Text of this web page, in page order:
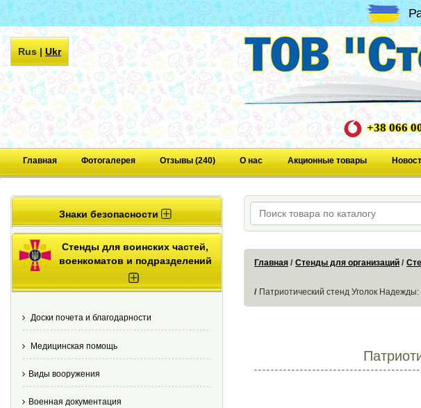
Rus|Ukr
+38 066
Главная Фотогалерея Отзывы (240) О нас Акционные товары
Знаки безопасности
Стенды для воинских частей,
военкоматов и подразделений
Доски почета и благодарности
Медицинская помощь
Виды вооружения
Военная документация
Главная Стенды для организаций
Патриотический стенд Уголок